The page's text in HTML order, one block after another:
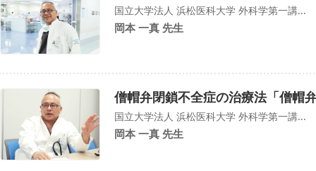
国立大学法人 浜松医科大学 外科学第一講...
岡本 一真 先生
僧帽弁閉鎖不全症の治療法「僧帽
国立大学法人 浜松医科大学 外科学第一講...
岡本 一真 先生